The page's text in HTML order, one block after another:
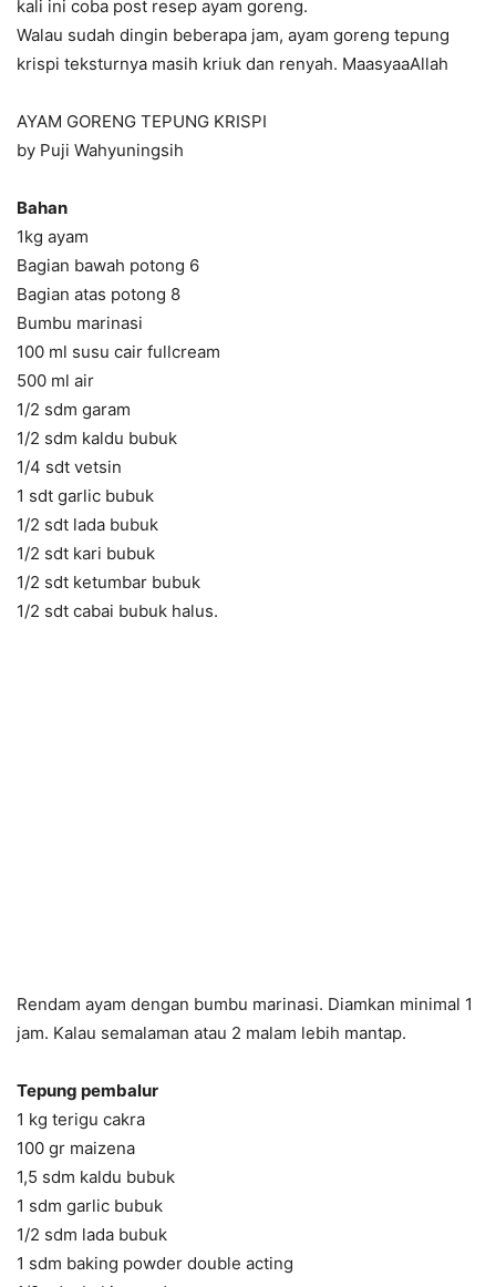
kali ini coba post resep ayam goreng.
Walau sudah dingin beberapa jam, ayam goreng tepung
krispi teksturnya masih kriuk dan renyah. MaasyaaAllah
AYAM GORENG TEPUNG KRISPI
by Puji Wahyuningsih
Bahan
1kg ayam
Bagian bawah potong 6
Bagian atas potong 8
Bumbu marinasi
100 ml susu cair fullcream
500 ml air
1/2 sdm garam
1/2 sdm kaldu bubuk
1/4 sdt vetsin
1 sdt garlic bubuk
1/2 sdt lada bubuk
1/2 sdt kari bubuk
1/2 sdt ketumbar bubuk
1/2 sdt cabai bubuk halus.
Rendam ayam dengan bumbu marinasi. Diamkan minimal 1
jam. Kalau semalaman atau 2 malam lebih mantap.
Tepung pembalur
1 kg terigu cakra
100 gr maizena
1,5 sdm kaldu bubuk
1 sdm garlic bubuk
1/2 sdm lada bubuk
1 sdm baking powder double acting